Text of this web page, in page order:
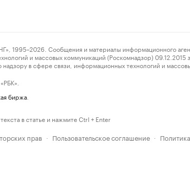
Сообщения и материалы информационного
и массовых коммуникаций (Роскомнадзор)
в сфере связи, информационных технологий и
биржа
в статье и нажмите Ctrl + Enter
прав · Пользовательское соглашение ·